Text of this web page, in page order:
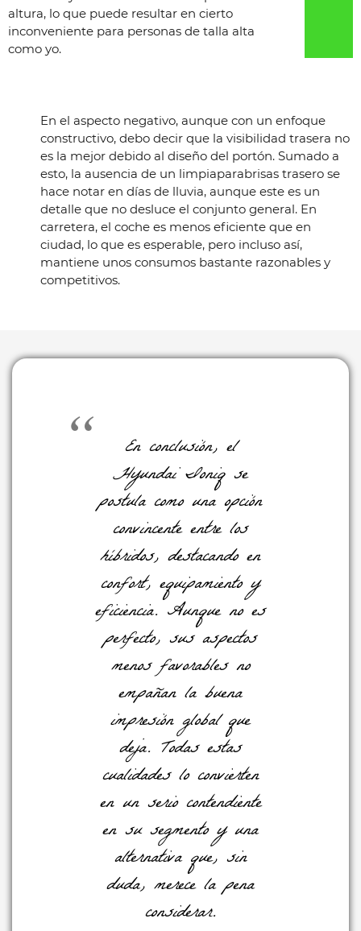
altura, lo que puede resultar en cierto
inconveniente para personas de talla alta
como yo.
En el aspecto negativo, aunque con un enfoque
constructivo, debo decir que la visibilidad trasera no
es la mejor debido al diseño del portón. Sumado a
esto, la ausencia de un limpiaparabrisas trasero se
hace notar en días de lluvia, aunque este es un
detalle que no desluce el conjunto general. En
carretera, el coche es menos eficiente que en
ciudad, lo que es esperable, pero incluso así,
mantiene unos consumos bastante razonables y
competitivos.
En conclusión, el
Hyundai Ioniq se
postula como una opción
convincente entre los
híbridos, destacando en
confort, equipamiento y
eficiencia. Aunque no es
perfecto, sus aspectos
menos favorables no
empañan la buena
impresión global que
deja. Todas estas
cualidades lo convierten
en un serio contendiente
en su segmento y una
alternativa que, sin
duda, merece la pena
considerar.